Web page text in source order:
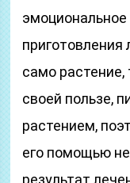
приготовления
само
своей пользе,
растением,
его помощью
результат